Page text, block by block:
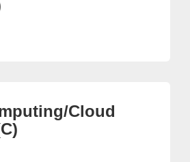
Cloud